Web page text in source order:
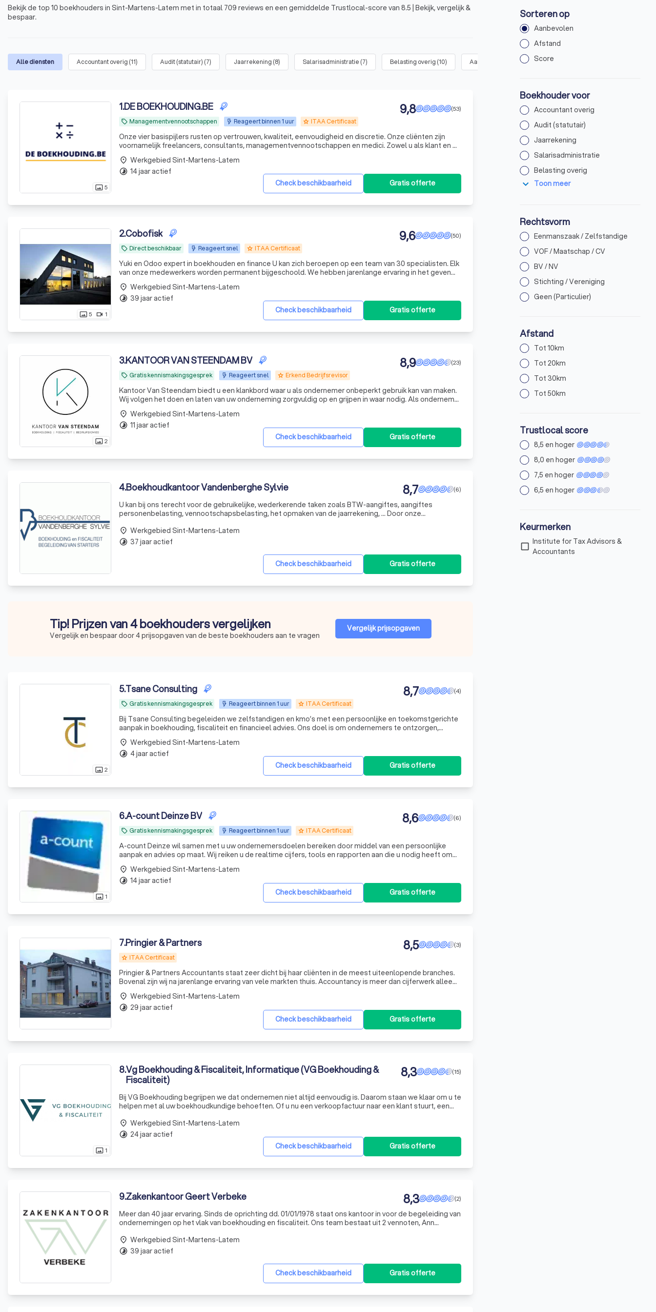
Bekijk de top 10 boekhouders in Sint-Martens-Latem met in totaal 709 reviews en een gemiddelde Trustlocal-score van 8.5 | Bekijk, vergelijk &
bespaar.
Alle diensten Accountant overig (11) Audit (statutair) (7) Jaarrekening (8) Salarisadministratie (7) Belasting overig (10) Aangifte omzetbelasting / BTW
photo_size_select_actual5
1.DE BOEKHOUDING.BE
local_offer Managementvennootschappen Reageert binnen 1 uur grade ITAA Certificaat
(53)
9,8
Onze vier basispijlers rusten op vertrouwen, kwaliteit, eenvoudigheid en discretie. Onze cliënten zijn
voornamelijk freelancers, consultants, managementvennootschappen en medici. Zowel u als klant en wij
Check beschikbaarheid Gratis offerte
place Werkgebied Sint-Martens-Latem
timelapse 14 jaar actief
photo_size_select_actual5 videocam 1
2.Cobofisk
local_offer Direct beschikbaar Reageert snel grade ITAA Certificaat
(50)
9,6
Yuki en Odoo expert in boekhouden en finance U kan zich beroepen op een team van 30 specialisten. Elk
van onze medewerkers worden permanent bijgeschoold. We hebben jarenlange ervaring in het geven
Check beschikbaarheid Gratis offerte
place Werkgebied Sint-Martens-Latem
timelapse 39 jaar actief
photo_size_select_actual2
3.KANTOOR VAN STEENDAM BV
local_offer Gratis kennismakingsgesprek Reageert snel grade Erkend Bedrijfsrevisor
(23)
8,9
Kantoor Van Steendam biedt u een klankbord waar u als ondernemer onbeperkt gebruik kan van maken.
Wij volgen het doen en laten van uw onderneming zorgvuldig op en grijpen in waar nodig. Als ondernemer
wordt u door ons geruggesteund zodat u op een comfortabele manier kwalitatieve beslissingen kan ne
Check beschikbaarheid Gratis offerte
place Werkgebied Sint-Martens-Latem
timelapse 11 jaar actief
4.Boekhoudkantoor Vandenberghe Sylvie (6)
8,7
U kan bij ons terecht voor de gebruikelijke, wederkerende taken zoals BTW-aangiftes, aangiftes
personenbelasting, vennootschapsbelasting, het opmaken van de jaarrekening, … Door onze
bedrijfsrevisoren,advocaten en no
Check beschikbaarheid Gratis offerte
place Werkgebied Sint-Martens-Latem
timelapse 37 jaar actief
Tip! Prijzen van 4 boekhouders vergelijken
Vergelijk en bespaar door 4 prijsopgaven van de beste boekhouders aan te vragen
Vergelijk prijsopgaven
photo_size_select_actual2
5.Tsane Consulting
local_offer Gratis kennismakingsgesprek Reageert binnen 1 uur grade ITAA Certificaat
(4)
8,7
Bij Tsane Consulting begeleiden we zelfstandigen en kmo’s met een persoonlijke en toekomstgerichte
aanpak in boekhouding, fiscaliteit en financieel advies. Ons doel is om ondernemers te ontzorgen,
Check beschikbaarheid Gratis offerte
place Werkgebied Sint-Martens-Latem
timelapse 4 jaar actief
photo_size_select_actual 1
6.A-count Deinze BV
local_offer Gratis kennismakingsgesprek Reageert binnen 1 uur grade ITAA Certificaat
(6)
8,6
A-count Deinze wil samen met u uw ondernemersdoelen bereiken door middel van een persoonlijke
aanpak en advies op maat. Wij reiken u de realtime cijfers, tools en rapporten aan die u nodig heeft om
gegronde en weldoordachte beslissingen te nemen en zo een gunstig klimaat te scheppen voor
toekomstige
Check beschikbaarheid Gratis offerte
place Werkgebied Sint-Martens-Latem
timelapse 14 jaar actief
7.Pringier & Partners
grade ITAA Certificaat
(3)
8,5
Pringier & Partners Accountants staat zeer dicht bij haar cliënten in de meest uiteenlopende branches.
Bovenal zijn wij na jarenlange ervaring van vele markten thuis. Accountancy is meer dan cijferwerk alleen.
Check beschikbaarheid Gratis offerte
place Werkgebied Sint-Martens-Latem
timelapse 29 jaar actief
photo_size_select_actual 1
8.Vg Boekhouding & Fiscaliteit, Informatique (VG Boekhouding &
Fiscaliteit)
(15)
8,3
Bij VG Boekhouding begrijpen we dat ondernemen niet altijd eenvoudig is. Daarom staan we klaar om u te
helpen met al uw boekhoudkundige behoeften. Of u nu een verkoopfactuur naar een klant stuurt, een
Check beschikbaarheid Gratis offerte
place Werkgebied Sint-Martens-Latem
timelapse 24 jaar actief
9.Zakenkantoor Geert Verbeke (2)
8,3
Meer dan 40 jaar ervaring. Sinds de oprichting dd. 01/01/1978 staat ons kantoor in voor de begeleiding van
ondernemingen op het vlak van boekhouding en fiscaliteit. Ons team bestaat uit 2 vennoten, Ann
Check beschikbaarheid Gratis offerte
place Werkgebied Sint-Martens-Latem
timelapse 39 jaar actief
Sorteren op
Aanbevolen
Afstand
Score
Boekhouder voor
Accountant overig
Audit (statutair)
Jaarrekening
Salarisadministratie
Belasting overig
expand_more Toon meer
Rechtsvorm
Eenmanszaak / Zelfstandige
VOF / Maatschap / CV
BV / NV
Stichting / Vereniging
Geen (Particulier)
Afstand
Tot 10km
Tot 20km
Tot 30km
Tot 50km
Trustlocal score
8,5 en hoger
8,0 en hoger
7,5 en hoger
6,5 en hoger
Keurmerken
check_box_outline_blank
Institute for Tax Advisors &
Accountants